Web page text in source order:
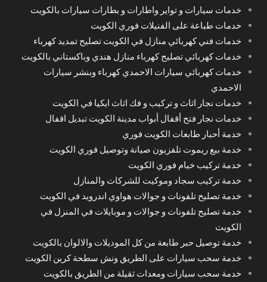
خدمات سيارات و تواير واطارات و بطارات سيارات بالكويت
خدمات طباعة على الفنيلات فوري الكويت
خدمات فني كهربائي منازل في الكويت تصليح تمديد كهرباء
خدمات كهربائي تصليح كهرباء منازل هندي وباكستاني بالكويت
خدمات كهربائي سيارات الاحمدي كهرباء وبنشر سيارات
الاحمدي
خدمات نجار اثاث و تركيب و فك اثاث ايكيا في الكويت
خدمات نجار فتح أقفال أبواب مدينة الكويت تبديل اقفال
خدمة أحبار طابعات الكويت فوري
خدمة بيع ريموت تلفزيون صيانة وتوصيل فوري الكويت
خدمة تركيب خيام فوري الكويت
خدمة تركيب سجاد وموكيت للشركات والمنازل
خدمة تصليح تلفونات و جوالات هواوي اندرويد في الكويت
خدمة تصليح تلفونات و جوالات و موبايلات في المنزل في
الكويت
خدمة توصيل حبر طابعة من كل الموديلات والالوان بالكويت
خدمة سحب سيارات على الطريق ونش سطحة كرين الكويت
خدمة سحب سيارات ومعدات ثقيلة من الطريق بالكويت